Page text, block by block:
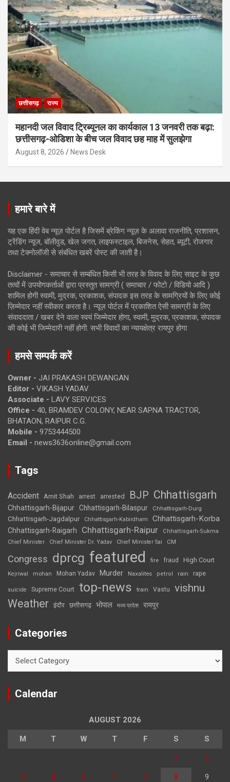
छत्तीसगढ़ राज्य
महानदी जल विवाद ट्रिब्यूनल का कार्यकाल 13 जनवरी तक बढ़ा:
छत्तीसगढ़-ओडिशा के बीच जल विवाद छह माह में सुलझेगा
August 8, 2026 News Desk
हमारे बारे में
यह एक हिंदी वेब न्यूज़ पोर्टल है जिसमें ब्रेकिंग न्यूज़ के अलावा राजनीति, प्रशासन,
ट्रेंडिंग न्यूज, बॉलीवुड, खेल जगत, लाइफस्टाइल, बिजनेस, सेहत, ब्यूटी, रोजगार
तथा टेक्नोलॉजी से संबंधित खबरें पोस्ट की जाती है।
Disclaimer - समाचार से सम्बंधित किसी भी तरह के विवाद के लिए साइट के कुछ
तत्वों में उपयोगकर्ताओं द्वारा प्रस्तुत सामग्री ( समाचार / फोटो / विडियो आदि )
शामिल होगी स्वामी, मुद्रक, प्रकाशक, संपादक इस तरह के सामग्रियों के लिए कोई
ज़िम्मेदार नहीं स्वीकार करता है। न्यूज़ पोर्टल में प्रकाशित ऐसी सामग्री के लिए
संवाददाता / खबर देने वाला स्वयं जिम्मेदार होगा, स्वामी, मुद्रक, प्रकाशक, संपादक
की कोई भी जिम्मेदारी नहीं होगी. सभी विवादों का न्यायक्षेत्र रायपुर होगा
हमसे सम्पर्क करें
Owner - JAI PRAKASH DEWANGAN
Editor - VIKASH YADAV
Associate - LAVY SERVICES
Office - 40, BRAMDEV COLONY, NEAR SAPNA TRACTOR,
BHATAON, RAIPUR C.G.
Mobile - 9753444500
Email - news3636online@gmail.com
Tags
Accident Amit Shah arrest arrested BJP Chhattisgarh
Chhattisgarh-Bijapur Chhattisgarh-Bilaspur Chhattisgarh-Durg
Chhattisgarh-Jagdalpur Chhattisgarh-Kabirdham Chhattisgarh-Korba
Chhattisgarh-Raigarh Chhattisgarh-Raipur
Chhattisgarh-Sukma
Chief Minister
Chief Minister Dr. Yadav Chief Minister Sai CM
Congress dprcg featured fire fraud High Court
Kejriwal mohan Mohan Yadav Murder Naxalites petrol rain rape
suicide Supreme Court top-news train Vastu vishnu
Weather इंदौर छत्तीसगढ़ भोपाल मध्य प्रदेश रायपुर
Categories
Calendar
AUGUST 2026
M T W T F S S
1 2
3 4 5 6 7 8 9